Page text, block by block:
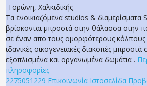
Τορώνη, Χαλκιδικής
Τα ενοικιαζόμενα studios & διαμερίσματα
βρίσκονται μπροστά στην θάλασσα στην
σε έναν απο τους ομορφότερους
ιδανικές οικογενειακές διακοπές
εξοπλισμένα και οργανωμένα δωμάτια .
πληροφορίες
2275051229 Επικοινωνία Ιστοσελίδα